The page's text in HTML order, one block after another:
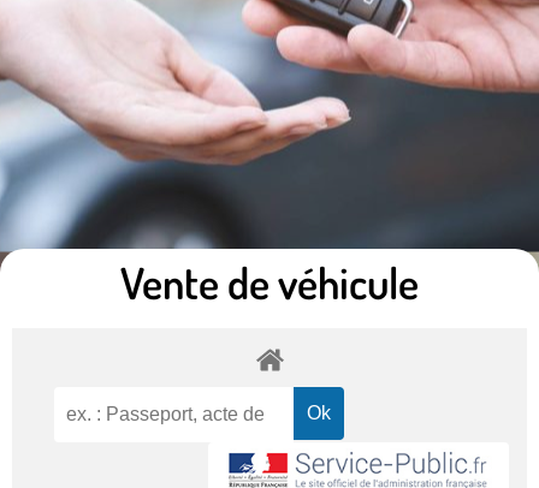
Vente de véhicule